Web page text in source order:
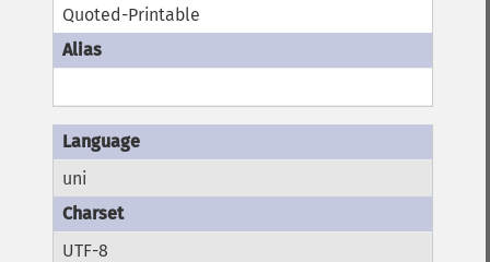
Quoted-Printable
uni
UTF-8